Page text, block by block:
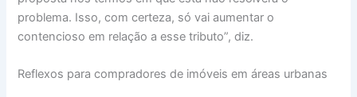
problema. Isso, com certeza, só vai aumentar o
contencioso em relação a esse tributo”, diz.
Reflexos para compradores de imóveis em áreas urbanas